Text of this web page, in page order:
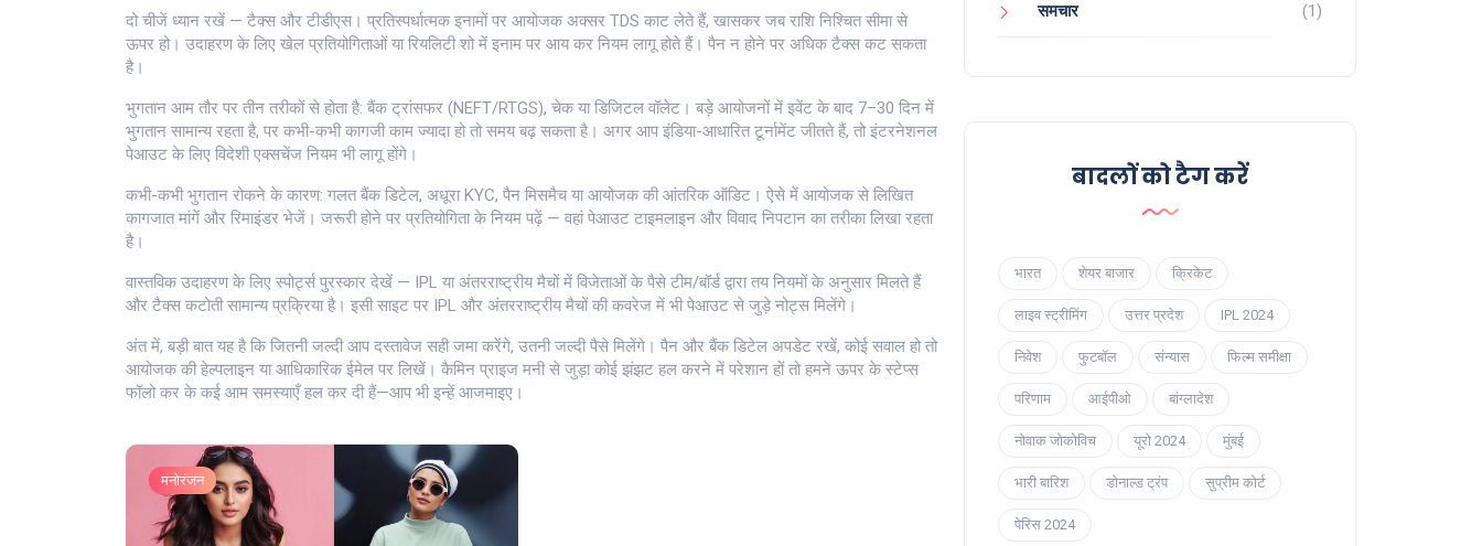
दो चीजें ध्यान रखें — टैक्स और टीडीएस। प्रतिस्पर्धात्मक इनामों पर आयोजक अक्सर TDS काट लेते हैं, खासकर जब राशि निश्चित सीमा से
ऊपर हो। उदाहरण के लिए खेल प्रतियोगिताओं या रियलिटी शो में इनाम पर आय कर नियम लागू होते हैं। पैन न होने पर अधिक टैक्स कट सकता
है।
भुगतान आम तौर पर तीन तरीकों से होता है: बैंक ट्रांसफर (NEFT/RTGS), चेक या डिजिटल वॉलेट। बड़े आयोजनों में इवेंट के बाद 7–30 दिन में
भुगतान सामान्य रहता है, पर कभी-कभी कागजी काम ज्यादा हो तो समय बढ़ सकता है। अगर आप इंडिया-आधारित टूर्नामेंट जीतते हैं, तो इंटरनेशनल
पेआउट के लिए विदेशी एक्सचेंज नियम भी लागू होंगे।
कभी-कभी भुगतान रोकने के कारण: गलत बैंक डिटेल, अधूरा KYC, पैन मिसमैच या आयोजक की आंतरिक ऑडिट। ऐसे में आयोजक से लिखित
कागजात मांगें और रिमाइंडर भेजें। जरूरी होने पर प्रतियोगिता के नियम पढ़ें — वहां पेआउट टाइमलाइन और विवाद निपटान का तरीका लिखा रहता
है।
वास्तविक उदाहरण के लिए स्पोर्ट्स पुरस्कार देखें — IPL या अंतरराष्ट्रीय मैचों में विजेताओं के पैसे टीम/बॉर्ड द्वारा तय नियमों के अनुसार मिलते हैं
और टैक्स कटोती सामान्य प्रक्रिया है। इसी साइट पर IPL और अंतरराष्ट्रीय मैचों की कवरेज में भी पेआउट से जुड़े नोट्स मिलेंगे।
अंत में, बड़ी बात यह है कि जितनी जल्दी आप दस्तावेज सही जमा करेंगे, उतनी जल्दी पैसे मिलेंगे। पैन और बैंक डिटेल अपडेट रखें, कोई सवाल हो तो
आयोजक की हेल्पलाइन या आधिकारिक ईमेल पर लिखें। कैमिन प्राइज मनी से जुड़ा कोई झंझट हल करने में परेशान हों तो हमने ऊपर के स्टेप्स
फॉलो कर के कई आम समस्याएँ हल कर दी हैं—आप भी इन्हें आजमाइए।
मनोरंजन
समचार (1)
बादलों को टैग करें
भारत शेयर बाजार क्रिकेट
लाइव स्ट्रीमिंग उत्तर प्रदेश IPL 2024
निवेश फुटबॉल संन्यास फिल्म समीक्षा
परिणाम आईपीओ बांग्लादेश
नोवाक जोकोविच यूरो 2024 मुंबई
भारी बारिश डोनाल्ड ट्रंप सुप्रीम कोर्ट
पेरिस 2024